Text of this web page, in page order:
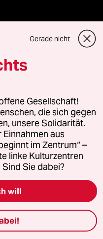
Gerade nicht
Gesellschaft!
die sich gegen
unsere Solidarität.
aus
im Zentrum“ –
linke Kulturzentren
Sie dabei?
will